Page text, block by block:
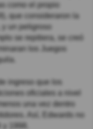
como el propio
que consideraron la
un peligroso
se repitiera, se creó
los Juegos
ingreso que los
oficiales a nivel
una vez dentro
Así, Edwards no
1998.